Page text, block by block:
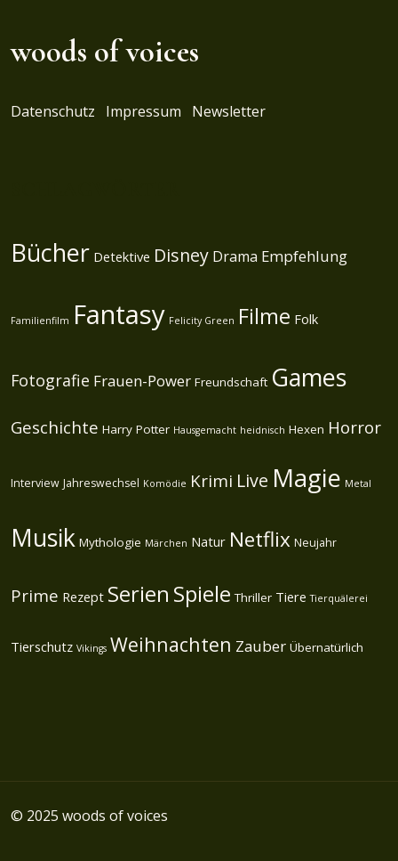
woods of voices
Datenschutz Impressum Newsletter
Bücher Detektive Disney Drama Empfehlung
Familienfilm Fantasy Felicity Green Filme Folk
Fotografie Frauen-Power Freundschaft Games
Geschichte Harry Potter Hausgemacht heidnisch Hexen Horror
Interview Jahreswechsel Komödie Krimi Live Magie Metal
Musik Mythologie Märchen Natur Netflix Neujahr
Prime Rezept Serien Spiele Thriller Tiere Tierquälerei
Tierschutz Vikings Weihnachten Zauber Übernatürlich
© 2025 woods of voices